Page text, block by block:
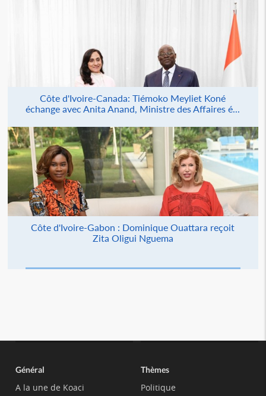
Côte d'Ivoire-Canada: Tiémoko Meyliet Koné
échange avec Anita Anand, Ministre des Affaires é...
Côte d'Ivoire-Gabon : Dominique Ouattara reçoit
Zita Oligui Nguema
Général
A la une de Koaci
Thèmes
Politique